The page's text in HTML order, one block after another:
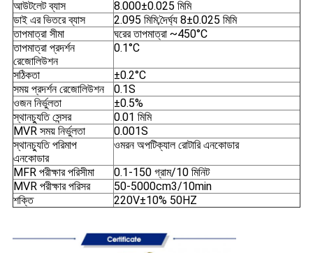
আউটলেট ব্যাস
8.000±0.025 মিমি
ডাই এর ভিতরে ব্যাস
2.095 মিমি;দৈর্ঘ্য 8±0.025 মিমি
তাপমাত্রা সীমা
ঘরের তাপমাত্রা ~450°C
তাপমাত্রা প্রদর্শন
রেজোলিউশন
0.1°C
সঠিকতা
±0.2°C
সময় প্রদর্শন রেজোলিউশন
0.1S
ওজন নির্ভুলতা
±0.5%
স্থানচ্যুতি সেন্সর
0.01 মিমি
MVR সময় নির্ভুলতা
0.001S
স্থানচ্যুতি পরিমাপ
এনকোডার
ওমরন অপটিক্যাল রোটারি এনকোডার
MFR পরীক্ষার পরিসীমা
0.1-150 গ্রাম/10 মিনিট
MVR পরীক্ষার পরিসর
50-5000cm3/10min
শক্তি
220V±10% 50HZ